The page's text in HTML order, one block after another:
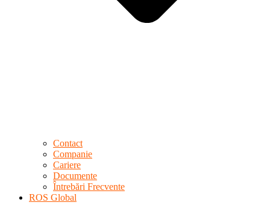
Contact
Companie
Cariere
Documente
Întrebări Frecvente
ROS Global